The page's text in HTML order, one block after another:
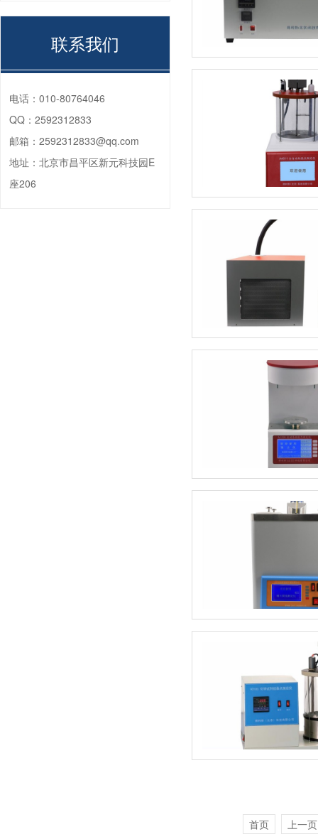
首页 上一页
联系我们
电话： 010-80764046
QQ： 2592312833
邮箱： 2592312833@qq.com
地址： 北京市昌平区新元科技园E
座206